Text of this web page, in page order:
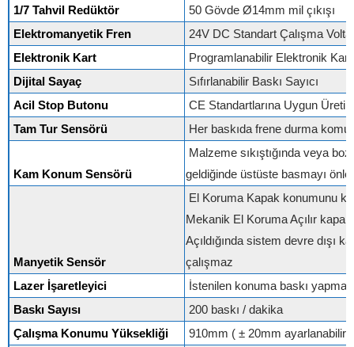
1/7 Tahvil Redüktör
50 Gövde Ø14mm mil çıkışı
Elektromanyetik Fren
24V DC Standart Çalışma
Elektronik Kart
Programlanabilir Elektronik Kart
Dijital Sayaç
Sıfırlanabilir Baskı Sayıcı
Acil Stop Butonu
CE Standartlarına Uygun
Tam Tur Sensörü
Her baskıda frene durma
Kam Konum Sensörü
Malzeme sıkıştığında veya
geldiğinde üstüste basmayı
Manyetik Sensör
El Koruma Kapak konumunu
Mekanik El Koruma Açılır
Açıldığında sistem devre dışı
çalışmaz
Lazer İşaretleyici
İstenilen konuma baskı
Baskı Sayısı
200 baskı / dakika
Çalışma Konumu Yüksekliği
910mm ( ± 20mm ayarlanabilir)